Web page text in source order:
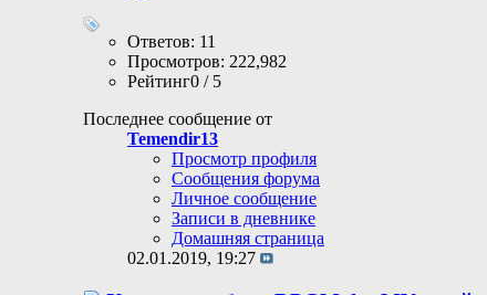
Ответов: 11
Просмотров: 222,982
Рейтинг0 / 5
Последнее сообщение от
Temendir13
Просмотр профиля
Сообщения форума
Личное сообщение
Записи в дневнике
Домашняя страница
02.01.2019, 19:27